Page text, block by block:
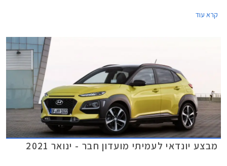
ריבית אטרקטיביים. בנוסף תוצע הלוואה בתנאים מועדפים במסגרת תכנית
קרא עוד
מבצע יונדאי לעמיתי מועדון חבר - ינואר 2021